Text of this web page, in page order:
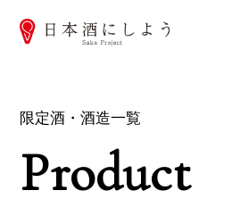
限定酒・酒造一覧
Product